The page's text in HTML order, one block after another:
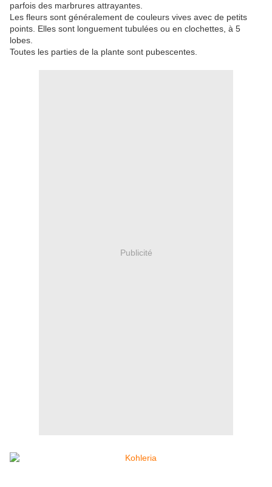
parfois des marbrures attrayantes.
Les fleurs sont généralement de couleurs vives avec de petits
points. Elles sont longuement tubulées ou en clochettes, à 5
lobes.
Toutes les parties de la plante sont pubescentes.
Publicité